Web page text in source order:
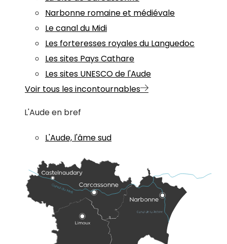
Narbonne romaine et médiévale
Le canal du Midi
Les forteresses royales du Languedoc
Les sites Pays Cathare
Les sites UNESCO de l'Aude
Voir tous les incontournables
L'Aude en bref
L'Aude, l'âme sud